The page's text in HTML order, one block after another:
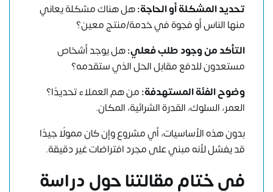
تحديد المشكلة أو الحاجة:هل هناك مشكلة يعاني
منها الناس أو فجوة في خدمة/منتج معين؟
التأكد من وجود طلب فعلي:هل يوجد أشخاص
مستعدون للدفع مقابل الحل الذي ستقدمه؟
وضوح الفئة المستهدفة:من هم العملاء تحديدًا؟
العمر، السلوك، القدرة الشرائية، المكان.
بدون هذه الأساسيات، أي مشروع وإن كان ممولًا جيدًا
قد يفشل لأنه مبني على مجرد افتراضات غير دقيقة.
في ختام مقالتنا حول دراسة